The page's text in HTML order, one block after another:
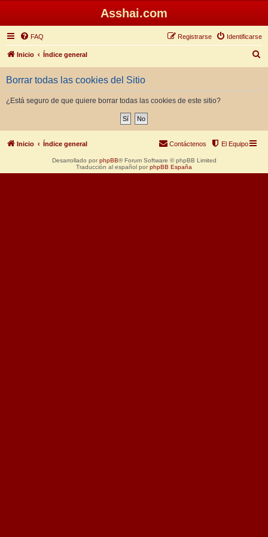
Asshai.com
FAQ Identificarse
Registrarse
Inicio Índice general
u
Borrar todas las cookies del Sitio
¿Está seguro de que quiere borrar todas las cookies de este sitio?
Inicio Índice general El Equipo
Contáctenos
Desarrollado por phpBB® Forum Software © phpBB Limited
Traducción al español por phpBB España